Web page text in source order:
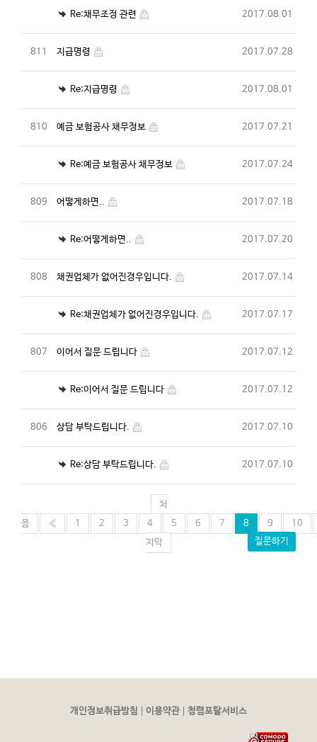
Re:채무조정 관련 2017.08.01
811 지급명령 2017.07.28
Re:지급명령 2017.08.01
810 예금 보험공사 채무정보 2017.07.21
Re:예금 보험공사 채무정보 2017.07.24
809 어떻게하면.. 2017.07.18
Re:어떻게하면.. 2017.07.20
808 채권업체가 없어진경우입니다. 2017.07.14
Re:채권업체가 없어진경우입니다. 2017.07.17
807 이어서 질문 드립니다 2017.07.12
Re:이어서 질문 드립니다 2017.07.12
806 상담 부탁드립니다. 2017.07.10
Re:상담 부탁드립니다. 2017.07.10
처
음
« 1 2 3 4 5 6 7 8 9
10
지막
질문하기
개인정보취급방침 이용약관 청렴포탈서비스